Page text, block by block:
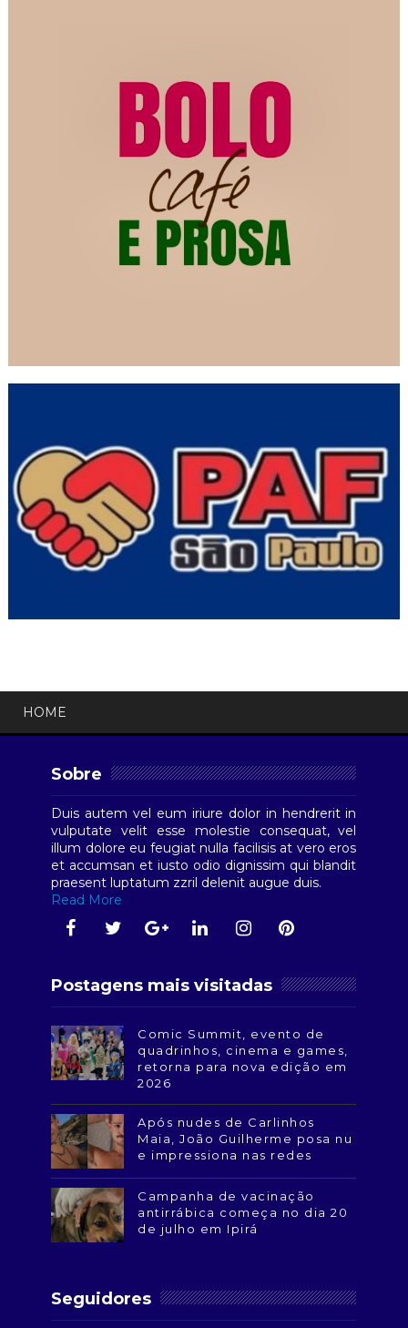
HOME
Sobre
Duis autem vel eum iriure dolor in hendrerit in
vulputate velit esse molestie consequat, vel
illum dolore eu feugiat nulla facilisis at vero eros
et accumsan et iusto odio dignissim qui blandit
praesent luptatum zzril delenit augue duis.
Read More
Postagens mais visitadas
Comic Summit, evento de
quadrinhos, cinema e games,
retorna para nova edição em
2026
Após nudes de Carlinhos
Maia, João Guilherme posa nu
e impressiona nas redes
Campanha de vacinação
antirrábica começa no dia 20
de julho em Ipirá
Seguidores